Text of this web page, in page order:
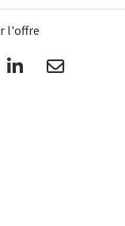
l'offre